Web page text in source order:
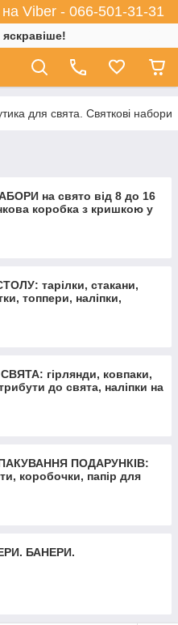
Viber - 066-501-31-31
для свята. Святкові набори
на свято від 8 до 16
коробка з кришкою у
тарілки, стакани,
топпери, наліпки,
гірлянди, ковпаки,
до свята, наліпки на
ПОДАРУНКІВ:
коробочки, папір для
БАНЕРИ.